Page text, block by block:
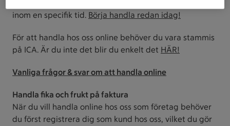
inom en specifik tid. Börja handla redan idag!
För att handla hos oss online behöver du vara stammis
på ICA. Är du inte det blir du enkelt det HÄR!
Vanliga frågor & svarom att handla online
Handla fika och frukt på faktura
När du vill handla online hos oss som företag behöver
du först registrera dig som kund hos oss, vilket du gör